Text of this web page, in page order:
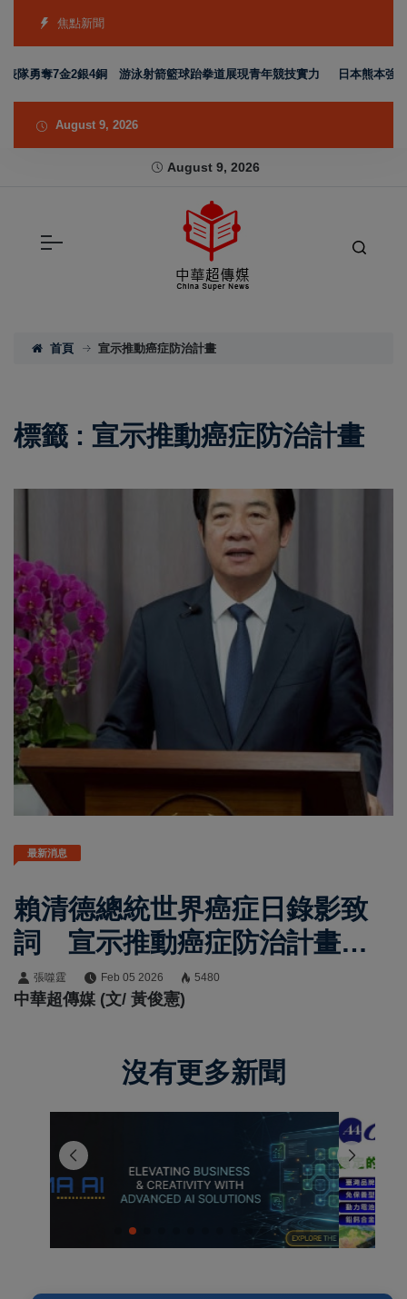
焦點新聞
隊勇奪7金2銀4銅 游泳射箭籃球跆拳道展現青年競技實力 日本熊本強震
August 9, 2026
August 9, 2026
首頁 宣示推動癌症防治計畫
標籤 : 宣示推動癌症防治計畫
最新消息
賴清德總統世界癌症日錄影致
詞 宣示推動癌症防治計畫、
2030死亡率降三分之一
張噬霆 Feb 05 2026 5480
中華超傳媒 (文/ 黃俊憲)
沒有更多新聞